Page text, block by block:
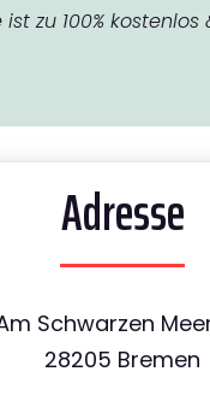
zu 100%
Adresse
Schwarzen Meer
28205 Bremen